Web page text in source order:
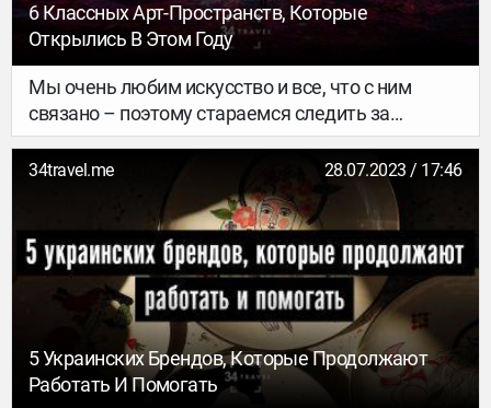
6 Классных Арт-Пространств, Которые
Открылись В Этом Году
Мы очень любим искусство и все, что с ним
связано – поэтому стараемся следить за
новостями в арт-сфере. Сегодня решили
показать несколько классных и совсем
новеньких пространств и музеев, которые
открылись буквально в этом году. Тут и мост-
музей, и возрожденные заброшки, и «роза
пустыни», о которой ты, наверняка, уже
слышал(-а). Смотри и вдохновляйся на арт-
путешествие!
34travel.me 28.07.2023 / 17:46
5 Украинских Брендов, Которые Продолжают
Работать И Помогать